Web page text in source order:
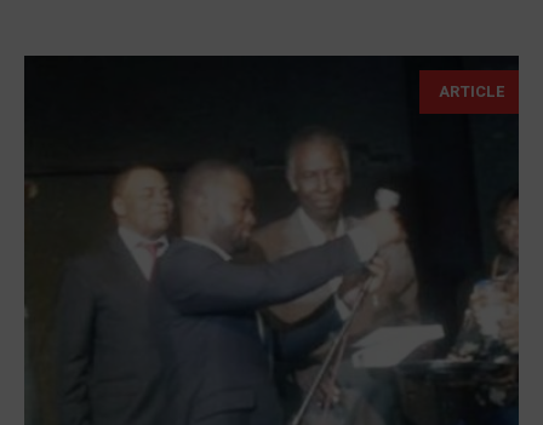
ARTICLE